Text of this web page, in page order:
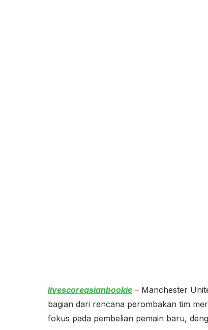
livescoreasianbookie – Manchester
bagian dari rencana perombakan tim
fokus pada pembelian pemain baru,